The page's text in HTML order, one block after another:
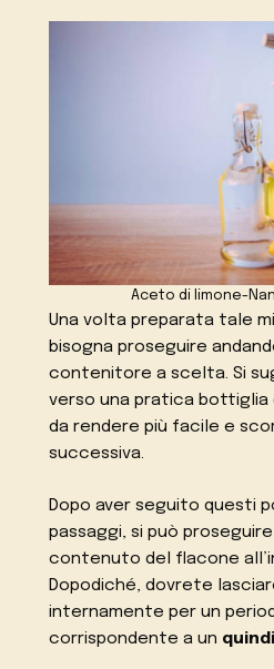
Aceto di limone-
Una volta preparata tale
bisogna proseguire
contenitore a scelta. Si
verso una pratica bottiglia
da rendere più facile e
successiva.
Dopo aver seguito questi
passaggi, si può
contenuto del flacone
Dopodiché, dovrete
internamente per un
corrispondente a un